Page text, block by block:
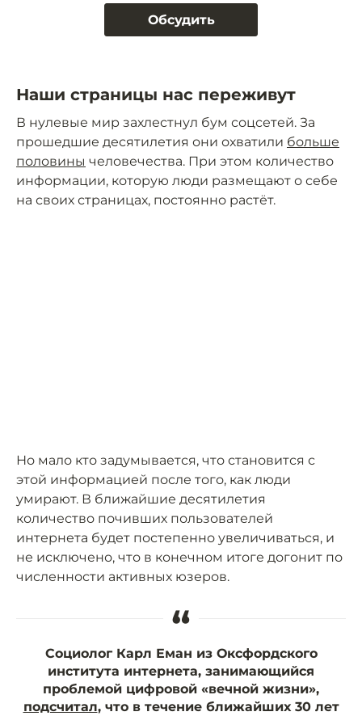
Обсудить
Наши страницы нас переживут
В нулевые мир захлестнул бум соцсетей. За
прошедшие десятилетия они охватили больше
половины человечества. При этом количество
информации, которую люди размещают о себе
на своих страницах, постоянно растёт.
Но мало кто задумывается, что становится с
этой информацией после того, как люди
умирают. В ближайшие десятилетия
количество почивших пользователей
интернета будет постепенно увеличиваться, и
не исключено, что в конечном итоге догонит по
численности активных юзеров.
“
Социолог Карл Еман из Оксфордского
института интернета, занимающийся
проблемой цифровой «вечной жизни»,
подсчитал, что в течение ближайших 30 лет